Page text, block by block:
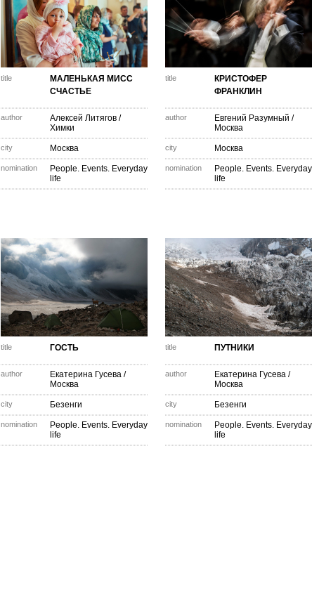
title
МАЛЕНЬКАЯ МИСС
СЧАСТЬЕ
author Алексей Литягов /
Химки
city Москва
nomination
People. Events. Everyday
life
title
КРИСТОФЕР
ФРАНКЛИН
author Евгений Разумный /
Москва
city Москва
nomination
People. Events. Everyday
life
title ГОСТЬ
author Екатерина Гусева /
Москва
city Безенги
nomination
People. Events. Everyday
life
title ПУТНИКИ
author Екатерина Гусева /
Москва
city Безенги
nomination
People. Events. Everyday
life